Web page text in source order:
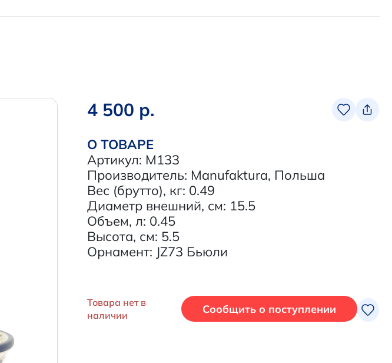
4 500 р.
О ТОВАРЕ
Артикул: M133
Производитель: Manufaktura, Польша
Вес (брутто), кг: 0.49
Диаметр внешний, см: 15.5
Объем, л: 0.45
Высота, см: 5.5
Орнамент: JZ73 Бьюли
Товара нет в
наличии
Сообщить о поступлении